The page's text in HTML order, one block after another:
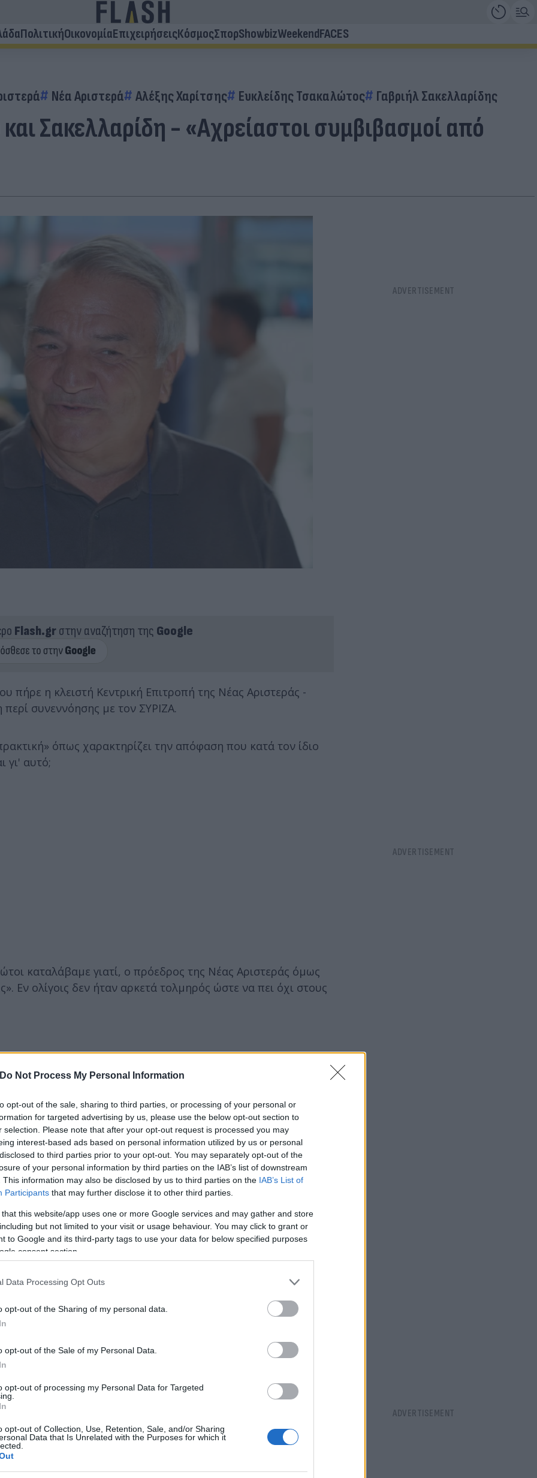
Do Not Process My Personal Information
opt-out of the sale, sharing to third parties, or processing of your personal or
for targeted advertising by us, please use the below opt-out section to
selection. Please note that after your opt-out request is processed you may
interest-based ads based on personal information utilized by us or personal
to third parties prior to your opt-out. You may separately opt-out of the
of your personal information by third parties on the IAB’s list of downstream
This information may also be disclosed by us to third parties on the IAB’s List of
Participants that may further disclose it to other third parties.
that this website/app uses one or more Google services and may gather and store
but not limited to your visit or usage behaviour. You may click to grant or
to Google and its third-party tags to use your data for below specified purposes
consent section.
Data Processing Opt Outs
opt-out of the Sharing of my personal data.
opt-out of the Sale of my Personal Data.
opt-out of processing my Personal Data for Targeted
opt-out of Collection, Use, Retention, Sale, and/or Sharing
Data that Is Unrelated with the Purposes for which it
ΠολιτικήΟικονομίαΕπιχειρήσειςΚόσμοςΣπορShowbizWeekendFACES
Νέα Αριστερά Αλέξης Χαρίτσης Ευκλείδης Τσακαλώτος Γαβριήλ Σακελλαρίδης
Σακελλαρίδη - «Αχρείαστοι συμβιβασμοί από
Flash.grστην αναζήτηση της Google
η κλειστή Κεντρική Επιτροπή της Νέας Αριστεράς -
συνεννόησης με τον ΣΥΡΙΖΑ.
όπως χαρακτηρίζει την απόφαση που κατά τον ίδιο
γι' αυτό;
καταλάβαμε γιατί, ο πρόεδρος της Νέας Αριστεράς όμως
Εν ολίγοις δεν ήταν αρκετά τολμηρός ώστε να πει όχι στους
ανατρέπει εκ βάθρων την συνεδριακή μας απόφαση για
σε ήττα το καθεστώς Μητσοτάκη.
επικύρωσης μιας αδιέξοδης στρατηγικής και ψήφο
αρμόζει σε όργανο κόμματος της Αριστεράς.
σε μεγάλους - και αχρείαστους ως απεδείχθη -
την απόφαση για το Λαϊκό Μέτωπο και την ενότητα του
δεν αποτελεί τροπολογία αλλά την διαμετρικά
Γραμματέα Γαβριηλ Σακελαρίδη. Η νέα πλειοψηφία που
τις ευθύνες της για την πορεία του κόμματος . Εκφράζω
Χαρίτση.